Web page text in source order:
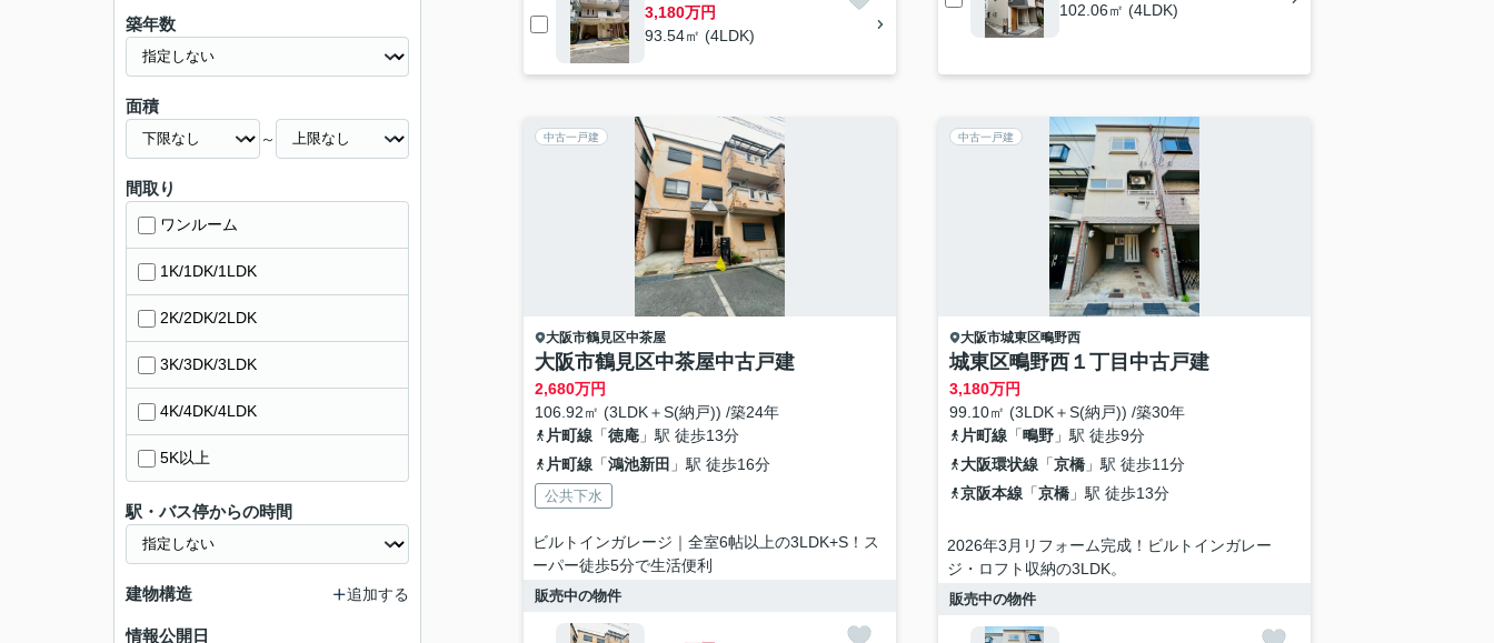
3,180万円
93.54㎡ (4LDK)
102.06㎡ (4LDK)
中古一戸建
大阪市鶴見区中茶屋
大阪市鶴見区中茶屋中古戸建
2,680万円
106.92㎡ (3LDK＋S(納戸)) /築24年
片町線「徳庵」駅 徒歩13分
片町線「鴻池新田 」駅 徒歩16分
公共下水
ビルトインガレージ｜全室6帖以上の3LDK+S！ス
ーパー徒歩5分で生活便利
販売中の物件
中古一戸建
大阪市城東区鴫野西
城東区鴫野西１丁目中古戸建
3,180万円
99.10㎡ (3LDK＋S(納戸)) /築30年
片町線「鴫野」駅 徒歩9分
大阪環状線「京橋」駅 徒歩11分
京阪本線「京橋」駅 徒歩13分
2026年3月リフォーム完成！ビルトインガレー
ジ・ロフト収納の3LDK。
販売中の物件
築年数
面積
～
間取り
ワンルーム
1K/1DK/1LDK
2K/2DK/2LDK
3K/3DK/3LDK
4K/4DK/4LDK
5K以上
駅・バス停からの時間
建物構造 追加する
情報公開日